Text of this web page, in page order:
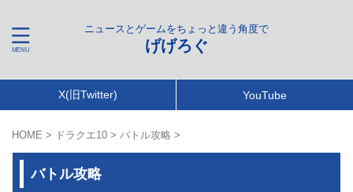
ニュースとゲームをちょっと違う角度で
げげろぐ
X(旧Twitter) YouTube
HOME > ドラクエ10 > バトル攻略 >
バトル攻略